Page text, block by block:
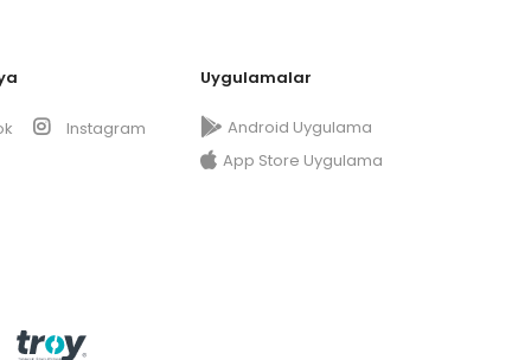
Instagram
Uygulamalar
Android Uygulama
App Store Uygulama